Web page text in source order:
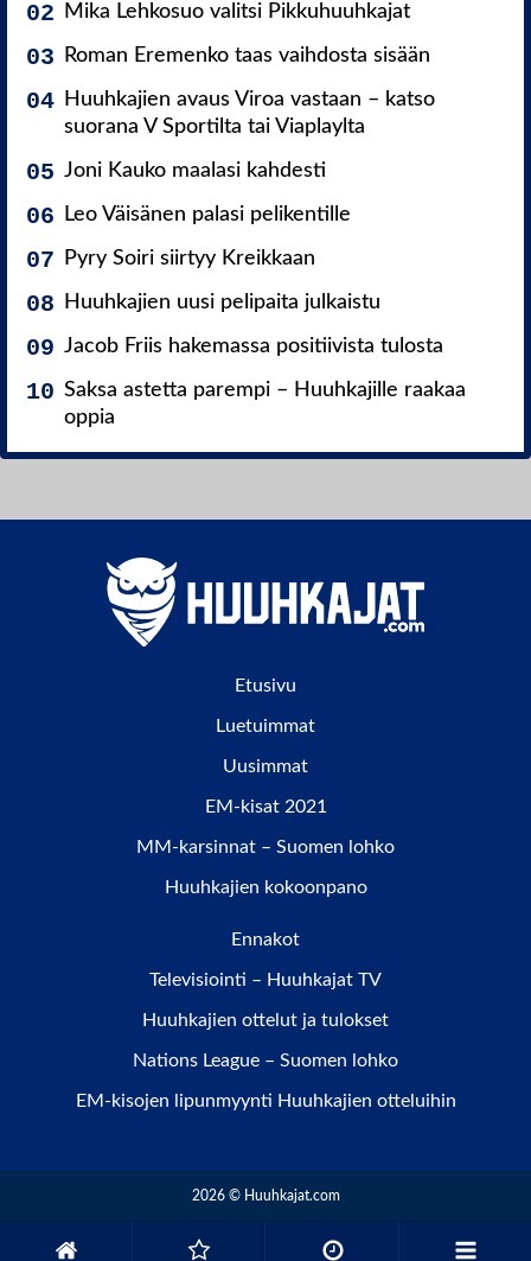
Mika Lehkosuo valitsi Pikkuhuuhkajat
Roman Eremenko taas vaihdosta sisään
Huuhkajien avaus Viroa vastaan – katso
suorana V Sportilta tai Viaplaylta
Joni Kauko maalasi kahdesti
Leo Väisänen palasi pelikentille
Pyry Soiri siirtyy Kreikkaan
Huuhkajien uusi pelipaita julkaistu
Jacob Friis hakemassa positiivista tulosta
Saksa astetta parempi – Huuhkajille raakaa
oppia
Etusivu
Luetuimmat
Uusimmat
EM-kisat 2021
MM-karsinnat – Suomen lohko
Huuhkajien kokoonpano
Ennakot
Televisiointi – Huuhkajat TV
Huuhkajien ottelut ja tulokset
Nations League – Suomen lohko
EM-kisojen lipunmyynti Huuhkajien otteluihin
2026 © Huuhkajat.com